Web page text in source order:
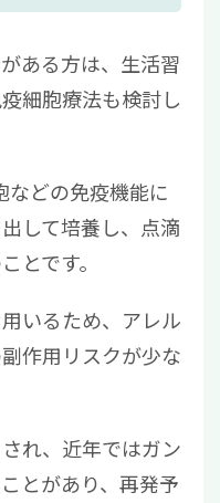
ある方は、生活習
細胞療法も検討し
などの免疫機能に
して培養し、点滴
とです。
いるため、アレル
作用リスクが少な
れ、近年ではガン
とがあり、再発予